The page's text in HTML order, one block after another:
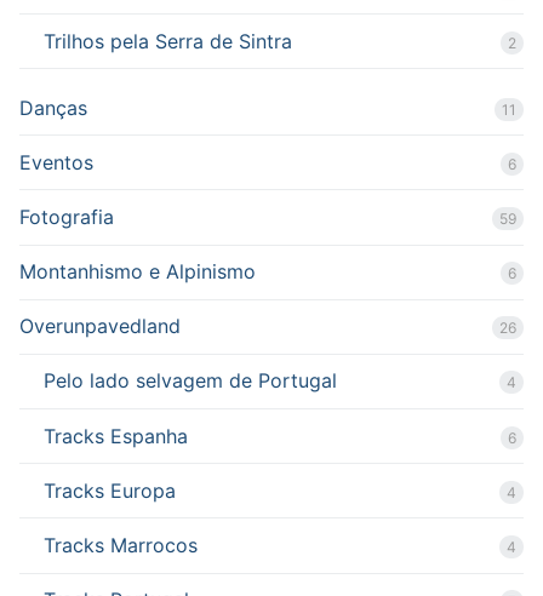
Trilhos pela Serra de Sintra 2
Danças 11
Eventos 6
Fotografia 59
Montanhismo e Alpinismo 6
Overunpavedland 26
Pelo lado selvagem de Portugal 4
Tracks Espanha 6
Tracks Europa 4
Tracks Marrocos 4